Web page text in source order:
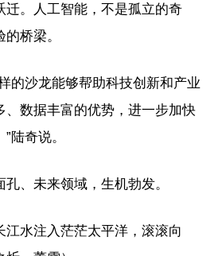
迁。人工智能，不是孤立的奇
桥梁。
的沙龙能够帮助科技创新和产业
、数据丰富的优势，进一步加快
陆奇说。
、未来领域，生机勃发。
江水注入茫茫太平洋，滚滚向